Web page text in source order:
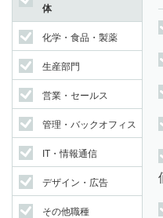
体
化学・食品・製薬
生産部門
営業・セールス
管理・バックオフィス
IT・情報通信
デザイン・広告
その他職種